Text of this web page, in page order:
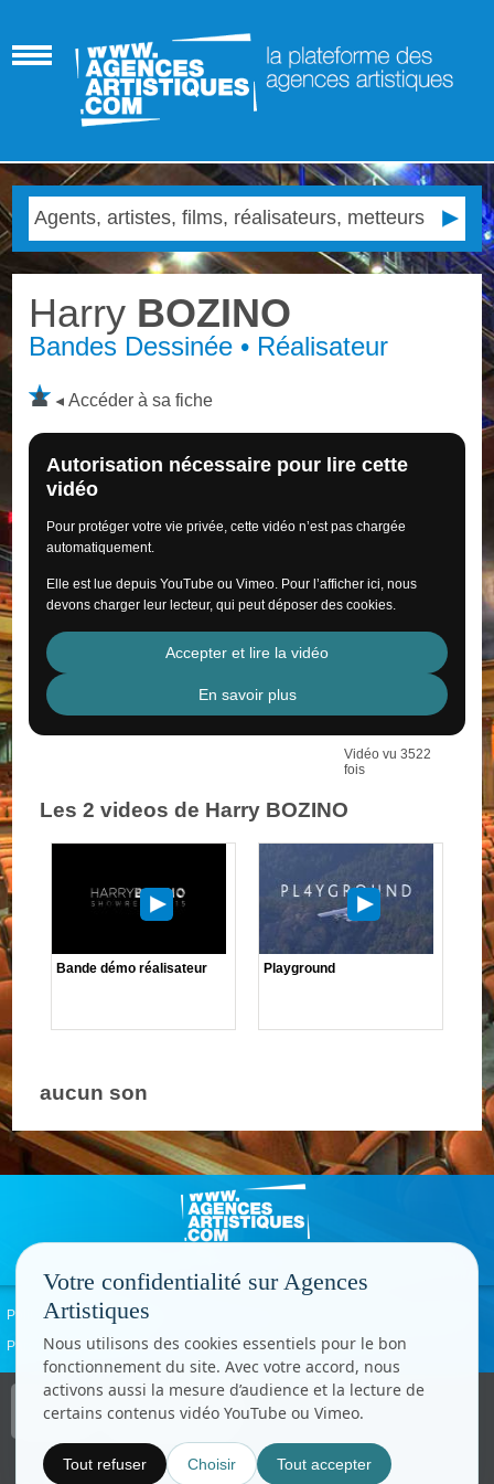
Harry BOZINO
Bandes Dessinée • Réalisateur
Accéder à sa fiche
Autorisation nécessaire pour lire cette
vidéo
Pour protéger votre vie privée, cette vidéo n’est pas chargée
automatiquement.
Elle est lue depuis YouTube ou Vimeo. Pour l’afficher ici, nous
devons charger leur lecteur, qui peut déposer des cookies.
Accepter et lire la vidéo
En savoir plus
Vidéo vu 3522
fois
Les 2 videos de Harry BOZINO
Bande démo réalisateur Playground
aucun son
Politique de confidentialité
Paramètres cookies
Copyright © CC.Comunication
Tous droits réservés
Votre confidentialité sur Agences
Artistiques
Nous utilisons des cookies essentiels pour le bon
fonctionnement du site. Avec votre accord, nous
activons aussi la mesure d’audience et la lecture de
certains contenus vidéo YouTube ou Vimeo.
Tout refuser Choisir Tout accepter